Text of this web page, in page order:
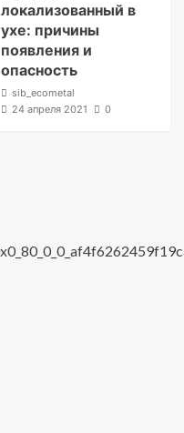
локализованный в
ухе: причины
появления и
опасность
sib_ecometal
24 апреля 2021
0